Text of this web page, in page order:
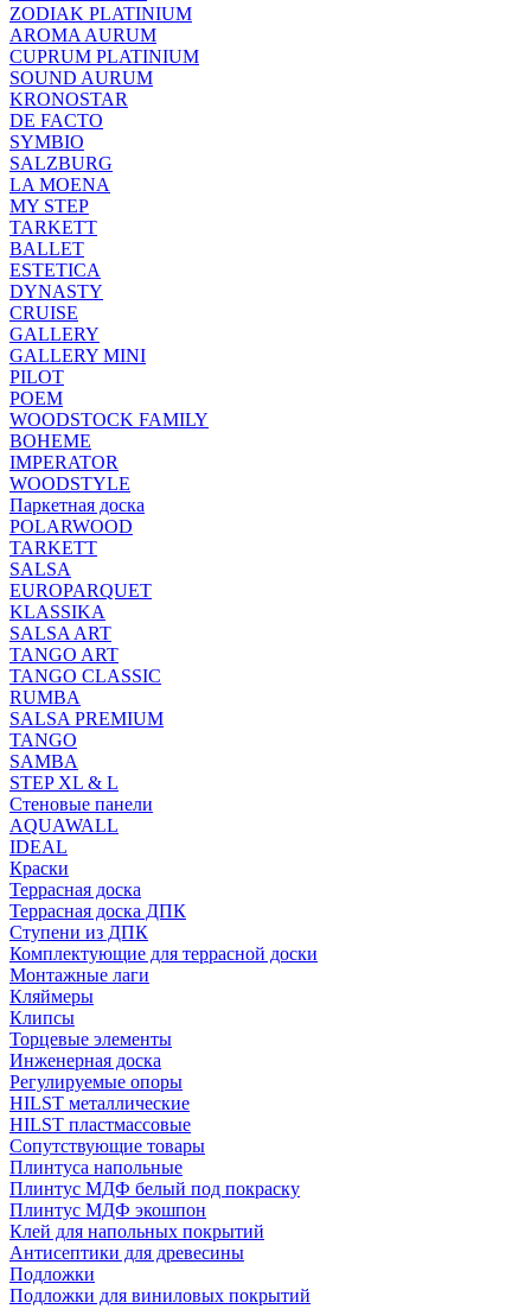
ZODIAK PLATINIUM
AROMA AURUM
CUPRUM PLATINIUM
SOUND AURUM
KRONOSTAR
DE FACTO
SYMBIO
SALZBURG
LA MOENA
MY STEP
TARKETT
BALLET
ESTETICA
DYNASTY
CRUISE
GALLERY
GALLERY MINI
PILOT
POEM
WOODSTOCK FAMILY
BOHEME
IMPERATOR
WOODSTYLE
Паркетная доска
POLARWOOD
TARKETT
SALSA
EUROPARQUET
KLASSIKA
SALSA ART
TANGO ART
TANGO CLASSIC
RUMBA
SALSA PREMIUM
TANGO
SAMBA
STEP XL & L
Стеновые панели
AQUAWALL
IDEAL
Краски
Террасная доска
Террасная доска ДПК
Ступени из ДПК
Комплектующие для террасной доски
Монтажные лаги
Кляймеры
Клипсы
Торцевые элементы
Инженерная доска
Регулируемые опоры
HILST металлические
HILST пластмассовые
Сопутствующие товары
Плинтуса напольные
Плинтус МДФ белый под покраску
Плинтус МДФ экошпон
Клей для напольных покрытий
Антисептики для древесины
Подложки
Подложки для виниловых покрытий